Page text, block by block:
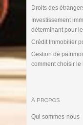
Droits des
Investissement
déterminant pour
Crédit Immobilier
Gestion de
comment choisir
À PROPOS
Qui sommes-nous